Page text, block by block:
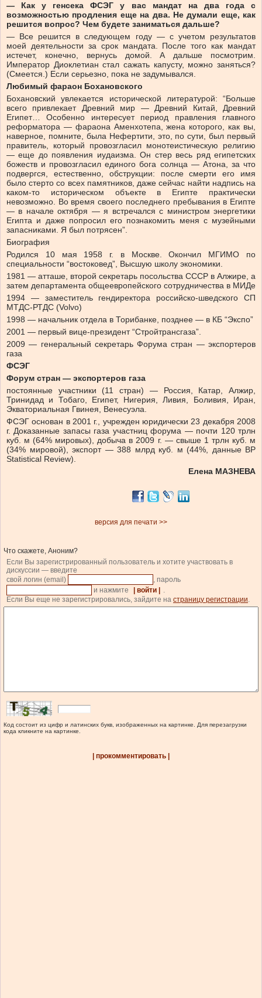
— Как у генсека ФСЭГ у вас мандат на два года с
возможностью продления еще на два. Не думали еще, как
решится вопрос? Чем будете заниматься дальше?
— Все решится в следующем году — с учетом результатов
моей деятельности за срок мандата. После того как мандат
истечет, конечно, вернусь домой. А дальше посмотрим.
Император Диоклетиан стал сажать капусту, можно заняться?
(Смеется.) Если серьезно, пока не задумывался.
Любимый фараон Бохановского
Бохановский увлекается исторической литературой: “Больше
всего привлекает Древний мир — Древний Китай, Древний
Египет… Особенно интересует период правления главного
реформатора — фараона Аменхотепа, жена которого, как вы,
наверное, помните, была Нефертити, это, по сути, был первый
правитель, который провозгласил монотеистическую религию
— еще до появления иудаизма. Он стер весь ряд египетских
божеств и провозгласил единого бога солнца — Атона, за что
подвергся, естественно, обструкции: после смерти его имя
было стерто со всех памятников, даже сейчас найти надпись на
каком-то историческом объекте в Египте практически
невозможно. Во время своего последнего пребывания в Египте
— в начале октября — я встречался с министром энергетики
Египта и даже попросил его познакомить меня с музейными
запасниками. Я был потрясен”.
Биография
Родился 10 мая 1958 г. в Москве. Окончил МГИМО по
специальности “востоковед”, Высшую школу экономики.
1981 — атташе, второй секретарь посольства СССР в Алжире, а
затем департамента общеевропейского сотрудничества в МИДе
1994 — заместитель гендиректора российско-шведского СП
МТДС-РТДС (Volvo)
1998 — начальник отдела в Торибанке, позднее — в КБ “Экспо”
2001 — первый вице-президент “Стройтрансгаза”.
2009 — генеральный секретарь Форума стран — экспортеров
газа
ФСЭГ
Форум стран — экспортеров газа
постоянные участники (11 стран) — Россия, Катар, Алжир,
Тринидад и Тобаго, Египет, Нигерия, Ливия, Боливия, Иран,
Экваториальная Гвинея, Венесуэла.
ФСЭГ основан в 2001 г., учрежден юридически 23 декабря 2008
г. Доказанные запасы газа участниц форума — почти 120 трлн
куб. м (64% мировых), добыча в 2009 г. — свыше 1 трлн куб. м
(34% мировой), экспорт — 388 млрд куб. м (44%, данные BP
Statistical Review).
Елена МАЗНЕВА
версия для печати >>
Что скажете, Аноним?
Если Вы зарегистрированный пользователь и хотите участвовать в
дискуссии — введите
свой логин (email)
, пароль
и нажмите
| войти |
.
Если Вы еще не зарегистрировались, зайдите на страницу регистрации.
Код состоит из цифр и латинских букв, изображенных на картинке. Для перезагрузки
кода кликните на картинке.
| прокомментировать |